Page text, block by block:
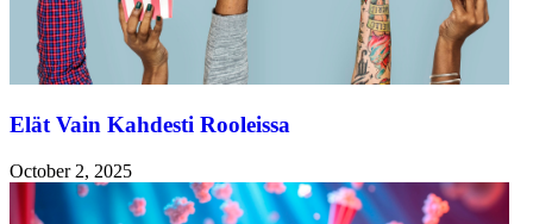
Elät Vain Kahdesti Rooleissa
October 2, 2025